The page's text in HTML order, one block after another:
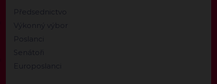
Předsednictvo
Výkonný výbor
Poslanci
Senátoři
Europoslanci